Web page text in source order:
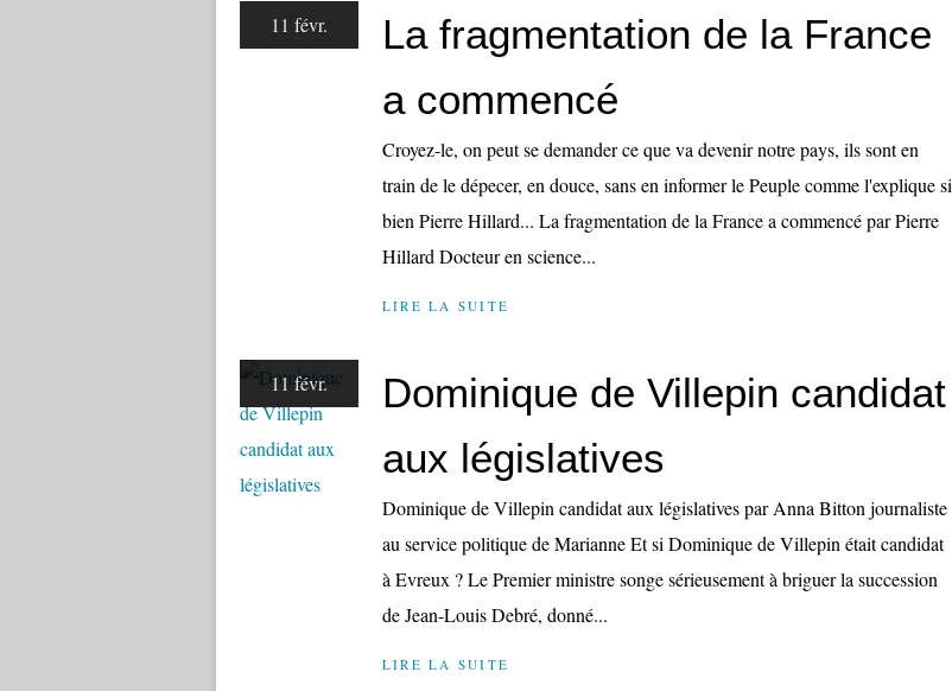
11 févr.
La fragmentation de la France
a commencé
Croyez-le, on peut se demander ce que va devenir notre pays, ils sont en
train de le dépecer, en douce, sans en informer le Peuple comme l'explique si
bien Pierre Hillard... La fragmentation de la France a commencé par Pierre
Hillard Docteur en science...
LIRE LA SUITE
11 févr.
Dominique de Villepin candidat
aux législatives
Dominique de Villepin candidat aux législatives par Anna Bitton journaliste
au service politique de Marianne Et si Dominique de Villepin était candidat
à Evreux ? Le Premier ministre songe sérieusement à briguer la succession
de Jean-Louis Debré, donné...
LIRE LA SUITE